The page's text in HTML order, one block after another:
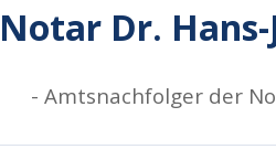
Notar Dr.
- Amtsnachfolger der